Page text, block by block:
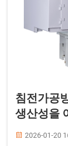
침전가공
생산성을
2026-01-20